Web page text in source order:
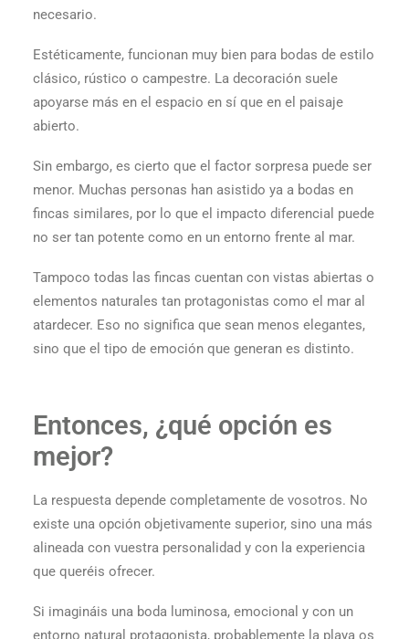
necesario.
Estéticamente, funcionan muy bien para bodas de estilo
clásico, rústico o campestre. La decoración suele
apoyarse más en el espacio en sí que en el paisaje
abierto.
Sin embargo, es cierto que el factor sorpresa puede ser
menor. Muchas personas han asistido ya a bodas en
fincas similares, por lo que el impacto diferencial puede
no ser tan potente como en un entorno frente al mar.
Tampoco todas las fincas cuentan con vistas abiertas o
elementos naturales tan protagonistas como el mar al
atardecer. Eso no significa que sean menos elegantes,
sino que el tipo de emoción que generan es distinto.
Entonces, ¿qué opción es
mejor?
La respuesta depende completamente de vosotros. No
existe una opción objetivamente superior, sino una más
alineada con vuestra personalidad y con la experiencia
que queréis ofrecer.
Si imagináis una boda luminosa, emocional y con un
entorno natural protagonista, probablemente la playa os